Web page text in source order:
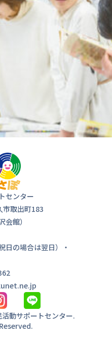
センター
市取出町183
会館）
日の場合は翌日）・
動サポートセンター.